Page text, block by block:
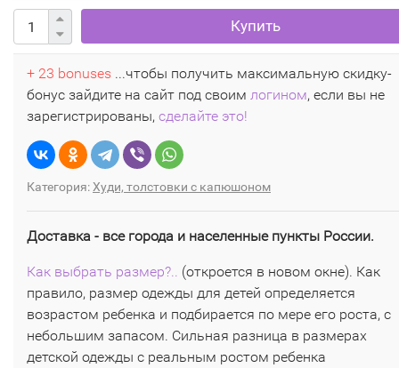
Купить
+ 23 bonuses ...чтобы получить максимальную скидку-
бонус зайдите на сайт под своим логином, если вы не
зарегистрированы, сделайте это!
Категория:Худи, толстовки с капюшоном
Доставка - все города и населенные пункты России.
Как выбрать размер?.. (откроется в новом окне). Как
правило, размер одежды для детей определяется
возрастом ребенка и подбирается по мере его роста, с
небольшим запасом. Сильная разница в размерах
детской одежды с реальным ростом ребенка